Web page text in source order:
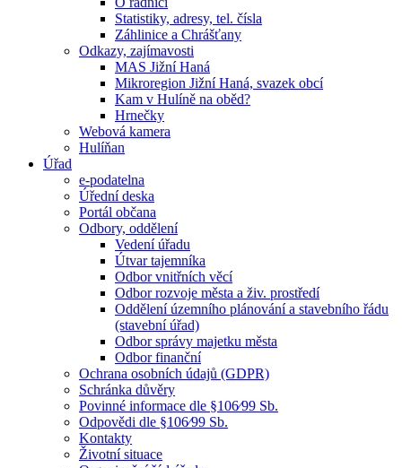
Statistiky, adresy, tel. čísla
Záhlinice a Chrášťany
Odkazy, zajímavosti
MAS Jižní Haná
Mikroregion Jižní Haná, svazek obcí
Kam v Hulíně na oběd?
Hrnečky
Webová kamera
Hulíňan
Úřad
e-podatelna
Úřední deska
Portál občana
Odbory, oddělení
Vedení úřadu
Útvar tajemníka
Odbor vnitřních věcí
Odbor rozvoje města a živ. prostředí
Oddělení územního plánování a stavebního řádu
(stavební úřad)
Odbor správy majetku města
Odbor finanční
Ochrana osobních údajů (GDPR)
Schránka důvěry
Povinné informace dle §106⁄99 Sb.
Odpovědi dle §106⁄99 Sb.
Kontakty
Životní situace